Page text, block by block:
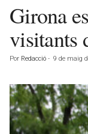
Girona
visitants
Por Redacció - 9 de maig